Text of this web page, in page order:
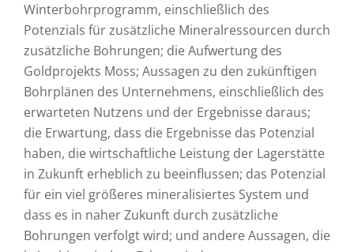
Winterbohrprogramm, einschließlich des
Potenzials für zusätzliche Mineralressourcen durch
zusätzliche Bohrungen; die Aufwertung des
Goldprojekts Moss; Aussagen zu den zukünftigen
Bohrplänen des Unternehmens, einschließlich des
erwarteten Nutzens und der Ergebnisse daraus;
die Erwartung, dass die Ergebnisse das Potenzial
haben, die wirtschaftliche Leistung der Lagerstätte
in Zukunft erheblich zu beeinflussen; das Potenzial
für ein viel größeres mineralisiertes System und
dass es in naher Zukunft durch zusätzliche
Bohrungen verfolgt wird; und andere Aussagen, die